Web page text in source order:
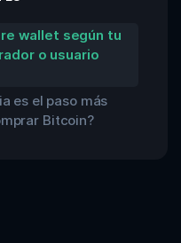
wallet según tu
o usuario
es el paso más
Bitcoin?